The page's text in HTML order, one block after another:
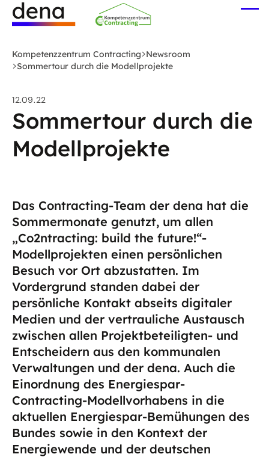
Zum
Hauptinhalt
Deutsche
Energie-
(dena)
-
zur
Startseite
Kompetenzzentrum Contracting Newsroom
Sommertour durch die Modellprojekte
12.09.22
Sommertour durch die
Modellprojekte
Das Contracting-Team der dena hat die
Sommermonate genutzt, um allen
„Co2ntracting: build the future!“-
Modellprojekten einen persönlichen
Besuch vor Ort abzustatten. Im
Vordergrund standen dabei der
persönliche Kontakt abseits digitaler
Medien und der vertrauliche Austausch
zwischen allen Projektbeteiligten- und
Entscheidern aus den kommunalen
Verwaltungen und der dena. Auch die
Einordnung des Energiespar-
Contracting-Modellvorhabens in die
aktuellen Energiespar-Bemühungen des
Bundes sowie in den Kontext der
Energiewende und der deutschen